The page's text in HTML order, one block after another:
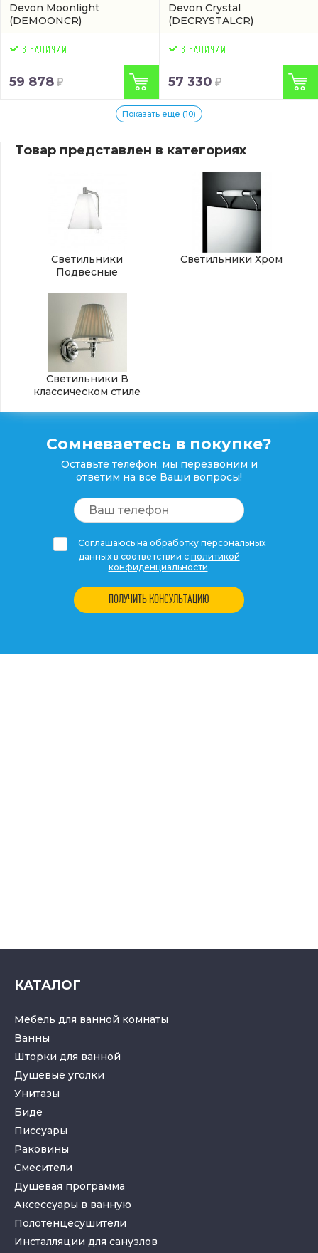
Devon Moonlight
(DEMOONCR)
59 878
Devon Crystal
(DECRYSTALCR)
57 330
Показать еще (10)
Товар представлен в категориях
Светильники
Подвесные
Светильники Хром
Светильники В
классическом стиле
Сомневаетесь в покупке?
Оставьте телефон, мы перезвоним и
ответим на все Ваши вопросы!
Соглашаюсь на обработку персональных
данных в соответствии с политикой
конфиденциальности.
ПОЛУЧИТЬ КОНСУЛЬТАЦИЮ
КАТАЛОГ
Мебель для ванной комнаты
Ванны
Шторки для ванной
Душевые уголки
Унитазы
Биде
Писсуары
Раковины
Смесители
Душевая программа
Аксессуары в ванную
Полотенцесушители
Инсталляции для санузлов